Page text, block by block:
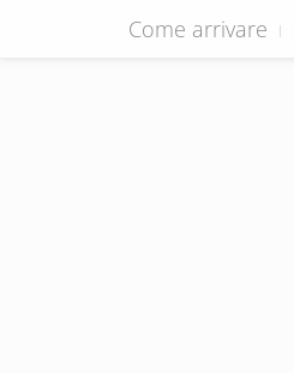
Come arrivare